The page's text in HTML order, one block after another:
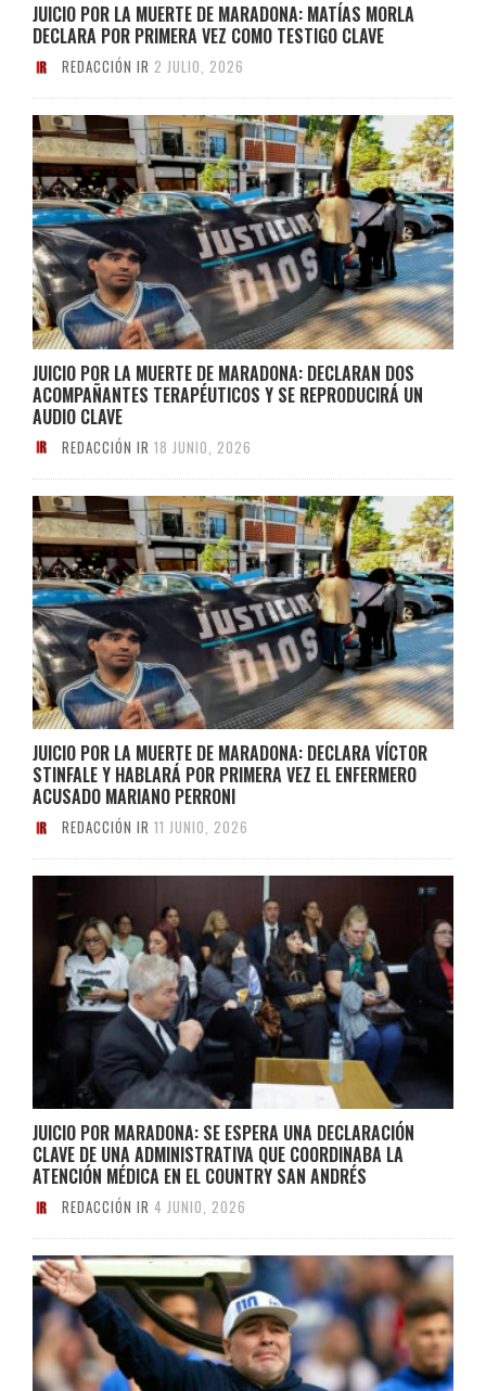
JUICIO POR LA MUERTE DE MARADONA: MATÍAS MORLA
DECLARA POR PRIMERA VEZ COMO TESTIGO CLAVE
REDACCIÓN IR 2 JULIO, 2026
JUICIO POR LA MUERTE DE MARADONA: DECLARAN DOS
ACOMPAÑANTES TERAPÉUTICOS Y SE REPRODUCIRÁ UN
AUDIO CLAVE
REDACCIÓN IR 18 JUNIO, 2026
JUICIO POR LA MUERTE DE MARADONA: DECLARA VÍCTOR
STINFALE Y HABLARÁ POR PRIMERA VEZ EL ENFERMERO
ACUSADO MARIANO PERRONI
REDACCIÓN IR 11 JUNIO, 2026
JUICIO POR MARADONA: SE ESPERA UNA DECLARACIÓN
CLAVE DE UNA ADMINISTRATIVA QUE COORDINABA LA
ATENCIÓN MÉDICA EN EL COUNTRY SAN ANDRÉS
REDACCIÓN IR 4 JUNIO, 2026